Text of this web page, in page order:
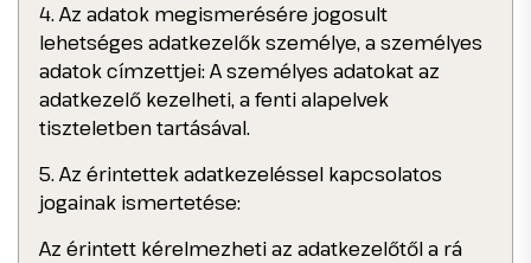
4. Az adatok megismerésére jogosult
lehetséges adatkezelők személye, a személyes
adatok címzettjei: A személyes adatokat az
adatkezelő kezelheti, a fenti alapelvek
tiszteletben tartásával.
5. Az érintettek adatkezeléssel kapcsolatos
jogainak ismertetése:
Az érintett kérelmezheti az adatkezelőtől a rá